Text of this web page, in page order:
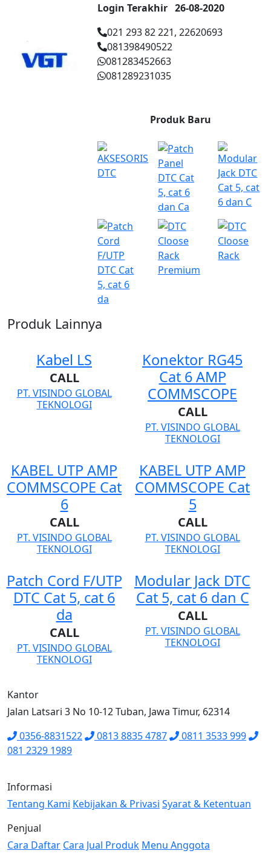
Login Terakhir 26-08-2020
021 293 82 221, 22620693
081398490522
081283452663
081289231035
Produk Baru
Produk Lainnya
Kabel LS
CALL
PT. VISINDO GLOBAL
TEKNOLOGI
Konektor RG45
Cat 6 AMP
COMMSCOPE
CALL
PT. VISINDO GLOBAL
TEKNOLOGI
KABEL UTP AMP
COMMSCOPE Cat
6
CALL
PT. VISINDO GLOBAL
TEKNOLOGI
KABEL UTP AMP
COMMSCOPE Cat
5
CALL
PT. VISINDO GLOBAL
TEKNOLOGI
Patch Cord F/UTP
DTC Cat 5, cat 6
da
CALL
PT. VISINDO GLOBAL
TEKNOLOGI
Modular Jack DTC
Cat 5, cat 6 dan C
CALL
PT. VISINDO GLOBAL
TEKNOLOGI
Kantor
Jalan Latsari 3 No 10-12 Tuban, Jawa Timur, 62314
0356-8831522
0813 8835 4787
0811 3533 999
081 2329 1989
Informasi
Tentang Kami Kebijakan & Privasi Syarat & Ketentuan
Penjual
Cara Daftar Cara Jual Produk Menu Anggota